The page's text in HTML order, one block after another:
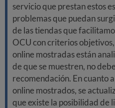
servicio que prestan estos
problemas que puedan
de las tiendas que
OCU con criterios
online mostradas están
de que se muestren, no
recomendación. En cuanto
online mostrados, se
que existe la posibilidad de